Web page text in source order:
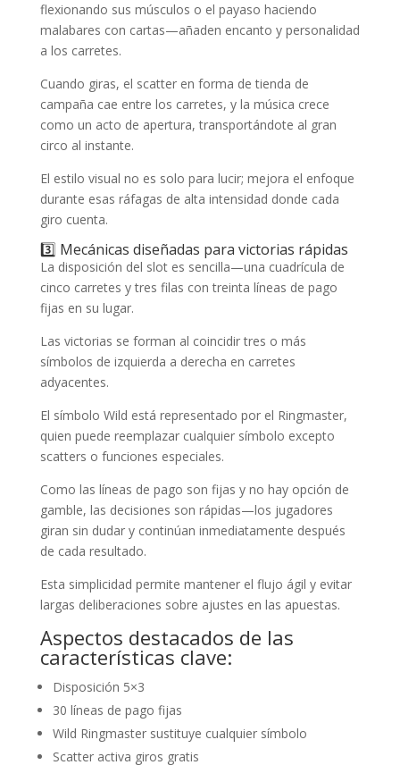
flexionando sus músculos o el payaso haciendo
malabares con cartas—añaden encanto y personalidad
a los carretes.
Cuando giras, el scatter en forma de tienda de
campaña cae entre los carretes, y la música crece
como un acto de apertura, transportándote al gran
circo al instante.
El estilo visual no es solo para lucir; mejora el enfoque
durante esas ráfagas de alta intensidad donde cada
giro cuenta.
3️⃣ Mecánicas diseñadas para victorias rápidas
La disposición del slot es sencilla—una cuadrícula de
cinco carretes y tres filas con treinta líneas de pago
fijas en su lugar.
Las victorias se forman al coincidir tres o más
símbolos de izquierda a derecha en carretes
adyacentes.
El símbolo Wild está representado por el Ringmaster,
quien puede reemplazar cualquier símbolo excepto
scatters o funciones especiales.
Como las líneas de pago son fijas y no hay opción de
gamble, las decisiones son rápidas—los jugadores
giran sin dudar y continúan inmediatamente después
de cada resultado.
Esta simplicidad permite mantener el flujo ágil y evitar
largas deliberaciones sobre ajustes en las apuestas.
Aspectos destacados de las
características clave:
Disposición 5×3
30 líneas de pago fijas
Wild Ringmaster sustituye cualquier símbolo
Scatter activa giros gratis